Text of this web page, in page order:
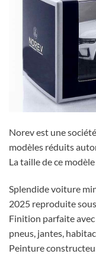
Norev est une
modèles réduits
La taille de ce
Splendide voiture
2025 reproduite
Finition parfaite
pneus, jantes,
Peinture